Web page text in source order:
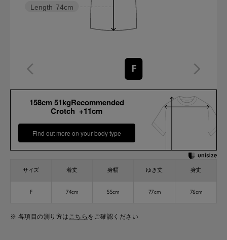
Length 74cm
F
158cm 51kgRecommended
Crotch +11cm
Find out more on your body type
サイズ 着丈 身幅 ゆき丈 身丈
F 74cm 55cm 77cm 76cm
※ 各項目の測り方は こちら をご確認ください